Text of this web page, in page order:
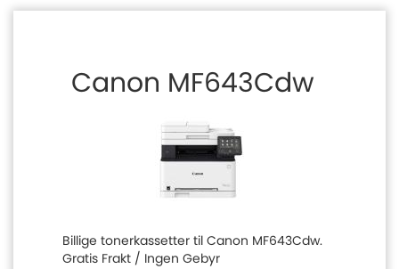
Canon MF643Cdw
Billige tonerkassetter til Canon MF643Cdw.
Gratis Frakt / Ingen Gebyr